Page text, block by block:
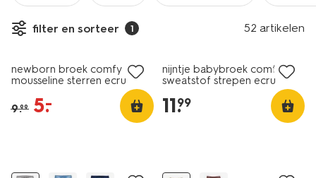
filter en sorteer 1 52 artikelen
sale
newborn broek comfy fit
mousseline sterren ecru
9.99 5.
–
nijntje babybroek comfy fit
sweatstof strepen ecru
11.
99